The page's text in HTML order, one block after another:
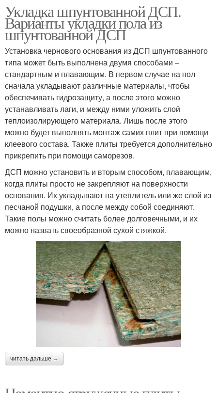
Укладка шпунтованной ДСП.
Варианты укладки пола из
шпунтованной ДСП
Установка чернового основания из ДСП шпунтованного
типа может быть выполнена двумя способами –
стандартным и плавающим. В первом случае на пол
сначала укладывают различные материалы, чтобы
обеспечивать гидрозащиту, а после этого можно
устанавливать лаги, и между ними уложить слой
теплоизолирующего материала. Лишь после этого
можно будет выполнять монтаж самих плит при помощи
клеевого состава. Также плиты требуется дополнительно
прикрепить при помощи саморезов.
ДСП можно установить и вторым способом, плавающим,
когда плиты просто не закрепляют на поверхности
основания. Их укладывают на утеплитель или же слой из
песчаной подушки, а после между собой соединяют.
Такие полы можно считать более долговечными, и их
можно назвать своеобразной сухой стяжкой.
читать дальше →